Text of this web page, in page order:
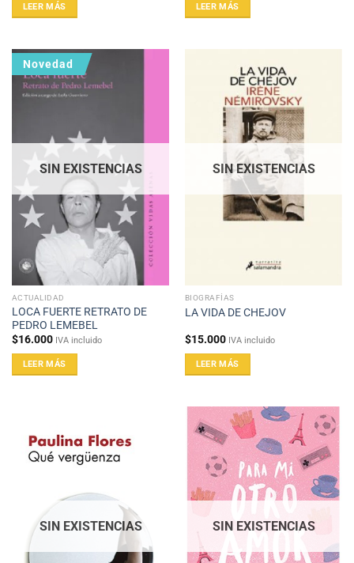
LEER MÁS LEER MÁS
Novedad
SIN EXISTENCIAS
ACTUALIDAD
LOCA FUERTE RETRATO DE
PEDRO LEMEBEL
$16.000 IVA incluido
LEER MÁS
SIN EXISTENCIAS
BIOGRAFÍAS
LA VIDA DE CHEJOV
$15.000 IVA incluido
LEER MÁS
SIN EXISTENCIAS SIN EXISTENCIAS